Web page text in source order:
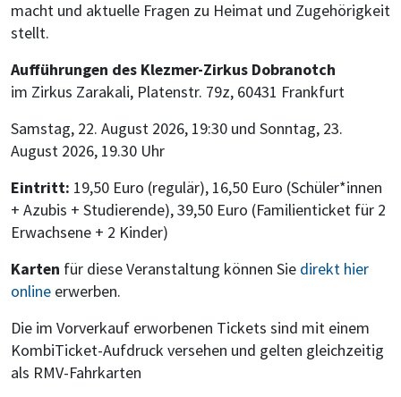
macht und aktuelle Fragen zu Heimat und Zugehörigkeit
stellt.
Aufführungen des Klezmer-Zirkus Dobranotch
im Zirkus Zarakali, Platenstr. 79z, 60431 Frankfurt
Samstag, 22. August 2026, 19:30 und Sonntag, 23.
August 2026, 19.30 Uhr
Eintritt: 19,50 Euro (regulär), 16,50 Euro (Schüler*innen
+ Azubis + Studierende), 39,50 Euro (Familienticket für 2
Erwachsene + 2 Kinder)
Karten für diese Veranstaltung können Sie direkt hier
online erwerben.
Die im Vorverkauf erworbenen Tickets sind mit einem
KombiTicket-Aufdruck versehen und gelten gleichzeitig
als RMV-Fahrkarten